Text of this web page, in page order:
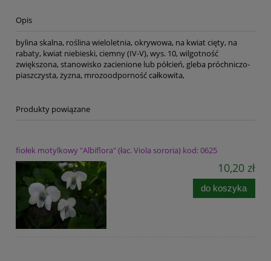
Opis
bylina skalna, roślina wieloletnia, okrywowa, na kwiat cięty, na
rabaty, kwiat niebieski, ciemny (IV-V), wys. 10, wilgotność
zwiększona, stanowisko zacienione lub półcień, gleba próchniczo-
piaszczysta, żyzna, mrozoodporność całkowita,
Produkty powiązane
fiołek motylkowy "Albiflora" (łac. Viola sororia) kod: 0625
10,20 zł
do koszyka